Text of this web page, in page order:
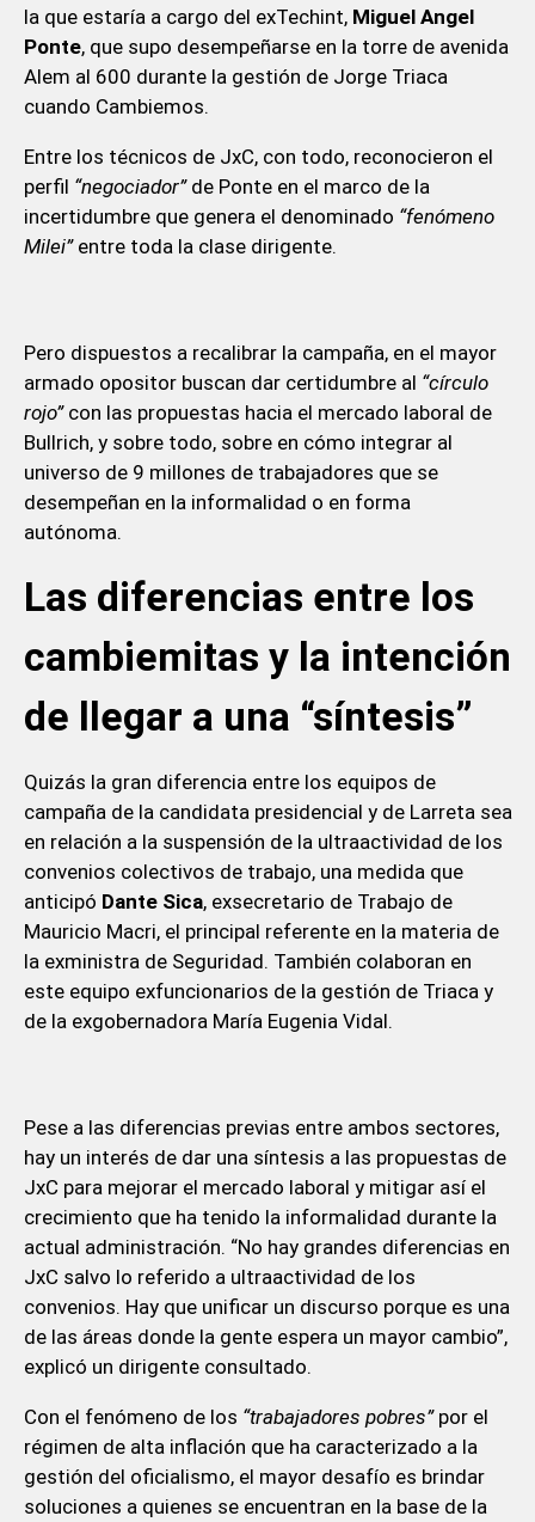
la que estaría a cargo del exTechint, Miguel Angel
Ponte, que supo desempeñarse en la torre de avenida
Alem al 600 durante la gestión de Jorge Triaca
cuando Cambiemos.
Entre los técnicos de JxC, con todo, reconocieron el
perfil “negociador”de Ponte en el marco de la
incertidumbre que genera el denominado “fenómeno
Milei”entre toda la clase dirigente.
Pero dispuestos a recalibrar la campaña, en el mayor
armado opositor buscan dar certidumbre al “círculo
rojo”con las propuestas hacia el mercado laboral de
Bullrich, y sobre todo, sobre en cómo integrar al
universo de 9 millones de trabajadores que se
desempeñan en la informalidad o en forma
autónoma.
Las diferencias entre los
cambiemitas y la intención
de llegar a una “síntesis”
Quizás la gran diferencia entre los equipos de
campaña de la candidata presidencial y de Larreta sea
en relación a la suspensión de la ultraactividad de los
convenios colectivos de trabajo, una medida que
anticipó Dante Sica, exsecretario de Trabajo de
Mauricio Macri, el principal referente en la materia de
la exministra de Seguridad. También colaboran en
este equipo exfuncionarios de la gestión de Triaca y
de la exgobernadora María Eugenia Vidal.
Pese a las diferencias previas entre ambos sectores,
hay un interés de dar una síntesis a las propuestas de
JxC para mejorar el mercado laboral y mitigar así el
crecimiento que ha tenido la informalidad durante la
actual administración. “No hay grandes diferencias en
JxC salvo lo referido a ultraactividad de los
convenios. Hay que unificar un discurso porque es una
de las áreas donde la gente espera un mayor cambio”,
explicó un dirigente consultado.
Con el fenómeno de los “trabajadores pobres”por el
régimen de alta inflación que ha caracterizado a la
gestión del oficialismo, el mayor desafío es brindar
soluciones a quienes se encuentran en la base de la